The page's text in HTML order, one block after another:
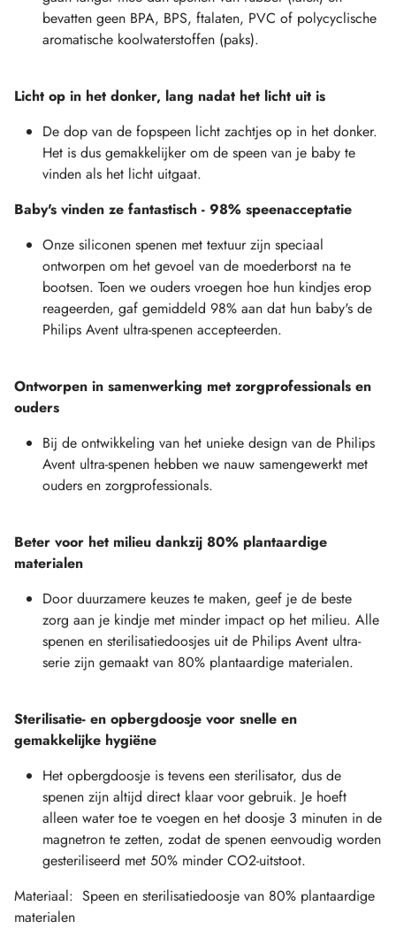
bevatten geen BPA, BPS, ftalaten, PVC of polycyclische
aromatische koolwaterstoffen (paks).
Licht op in het donker, lang nadat het licht uit is
De dop van de fopspeen licht zachtjes op in het donker.
Het is dus gemakkelijker om de speen van je baby te
vinden als het licht uitgaat.
Baby's vinden ze fantastisch - 98% speenacceptatie
Onze siliconen spenen met textuur zijn speciaal
ontworpen om het gevoel van de moederborst na te
bootsen. Toen we ouders vroegen hoe hun kindjes erop
reageerden, gaf gemiddeld 98% aan dat hun baby's de
Philips Avent ultra-spenen accepteerden.
Ontworpen in samenwerking met zorgprofessionals en
ouders
Bij de ontwikkeling van het unieke design van de Philips
Avent ultra-spenen hebben we nauw samengewerkt met
ouders en zorgprofessionals.
Beter voor het milieu dankzij 80% plantaardige
materialen
Door duurzamere keuzes te maken, geef je de beste
zorg aan je kindje met minder impact op het milieu. Alle
spenen en sterilisatiedoosjes uit de Philips Avent ultra-
serie zijn gemaakt van 80% plantaardige materialen.
Sterilisatie- en opbergdoosje voor snelle en
gemakkelijke hygiëne
Het opbergdoosje is tevens een sterilisator, dus de
spenen zijn altijd direct klaar voor gebruik. Je hoeft
alleen water toe te voegen en het doosje 3 minuten in de
magnetron te zetten, zodat de spenen eenvoudig worden
gesteriliseerd met 50% minder CO2-uitstoot.
Materiaal: Speen en sterilisatiedoosje van 80% plantaardige
materialen